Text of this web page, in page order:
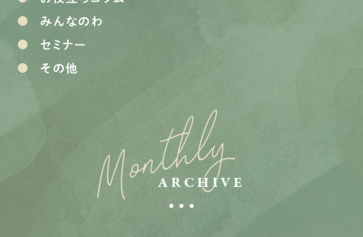
みんなのわ
セミナー
その他
Monthly
ARCHIVE